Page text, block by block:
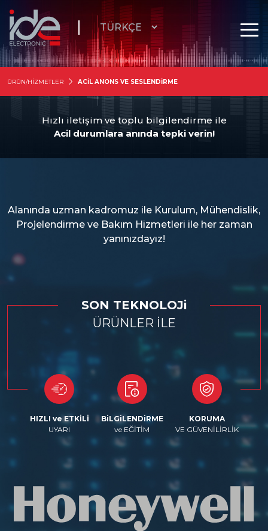
ÜRÜN/HİZMETLER ACİL ANONS VE SESLENDİRME
Hızlı iletişim ve toplu bilgilendirme ile
Acil durumlara anında tepki verin!
Alanında uzman kadromuz ile Kurulum, Mühendislik,
Projelendirme ve Bakım Hizmetleri ile her zaman
yanınızdayız!
SON TEKNOLOJi
ÜRÜNLER İLE
HIZLI ve ETKİLİ
UYARI
BiLGiLENDiRME
ve EĞİTİM
KORUMA
VE GÜVENİLİRLİK